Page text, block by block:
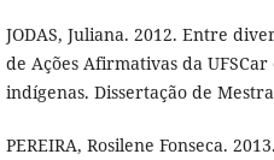
JODAS, Juliana. 2012. Entre
de Ações Afirmativas da
indígenas. Dissertação de
PEREIRA, Rosilene Fonseca.